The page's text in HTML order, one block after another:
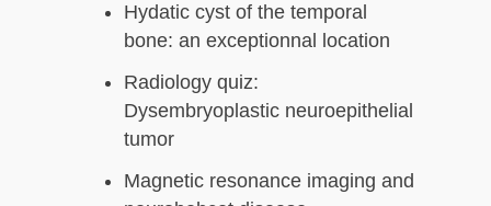
Hydatic cyst of the temporal
bone: an exceptionnal location
Radiology quiz:
Dysembryoplastic neuroepithelial
tumor
Magnetic resonance imaging and